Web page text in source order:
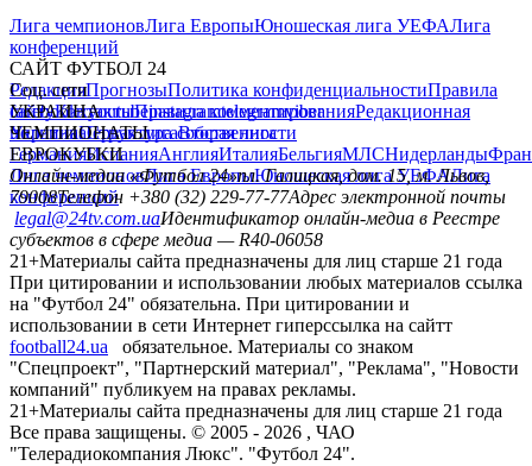
Лига чемпионовЛига ЕвропыЮношеская лига УЕФАЛига
конференций
САЙТ ФУТБОЛ 24
РедакцияПрогнозыПолитика конфиденциальностиПравила
сайтуКонтактыПравила комментированияРедакционная
политикаСтруктура собственности
Соц. сети
facebookxyoutubeinstagramtelegramviber
УКРАИНА
УкраинаПервая лигаВторая лига
ЧЕМПИОНАТЫ
ГерманияИспанияАнглияИталияБельгияМЛСНидерланды
ЕВРОКУБКИ
Лига чемпионовЛига ЕвропыЮношеская лига УЕФАЛига
конференций
Онлайн-медиа «Футбол 24»пл. Галицкая, дом. 15, м. Львов,
79008Телефон +380 (32) 229-77-77Адрес электронной почты
legal@24tv.com.uaИдентификатор онлайн-медиа в Реестре
субъектов в сфере медиа — R40-06058
21+Материалы сайта предназначены для лиц старше 21 года
При цитировании и использовании любых материалов ссылка
на "Футбол 24" обязательна. При цитировании и
использовании в сети Интернет гиперссылка на сайтт
football24.ua
обязательное. Материалы со знаком
"Спецпроект", "Партнерский материал", "Реклама", "Новости
компаний" публикуем на правах рекламы.
21+Материалы сайта предназначены для лиц старше 21 года
Все права защищены. © 2005 - 2026 , ЧАО
"Телерадиокомпания Люкс". "Футбол 24".